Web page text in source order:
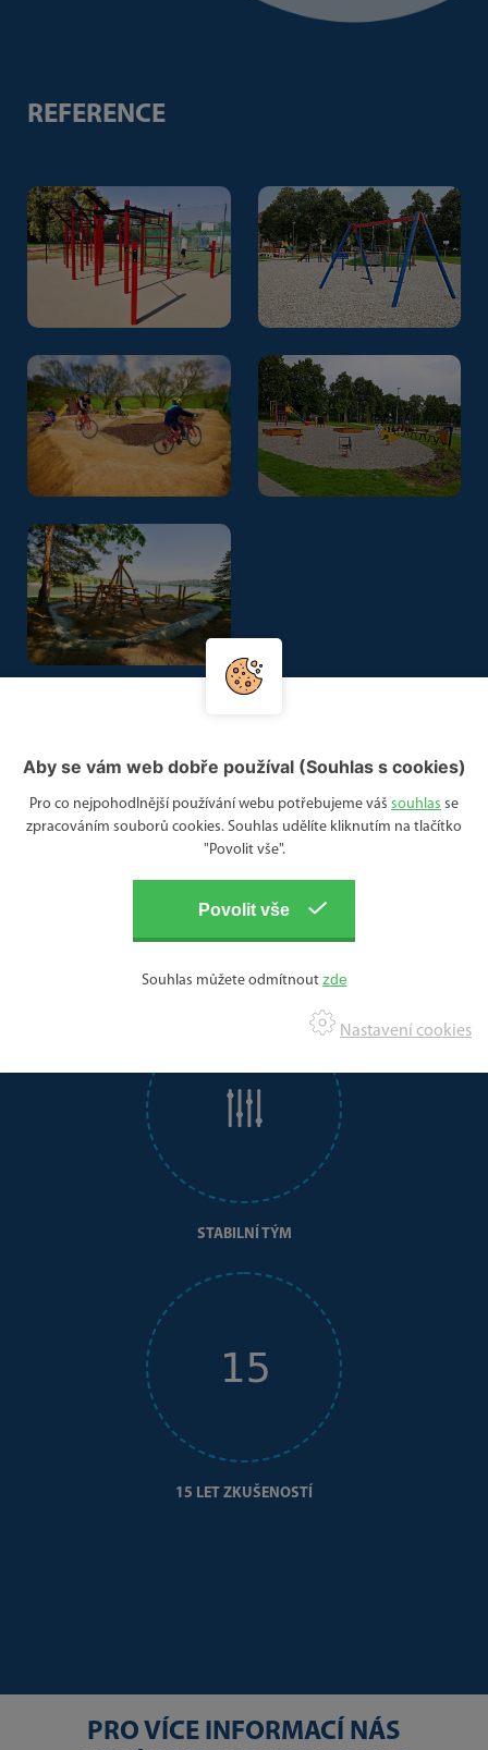
REFERENCE
STAVBY NA KLÍČ
STABILNÍ TÝM
15 LET ZKUŠENOSTÍ
PRO VÍCE INFORMACÍ NÁS
Aby se vám web dobře používal (Souhlas s cookies)
Pro co nejpohodlnější používání webu potřebujeme váš souhlas se
zpracováním souborů cookies. Souhlas udělíte kliknutím na tlačítko
"Povolit vše".
Souhlas můžete odmítnout
Nastavení cookies